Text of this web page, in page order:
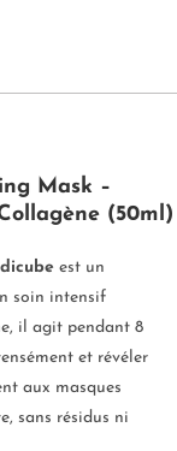
Mask –
(50ml)
est un
soin intensif
il agit pendant 8
et révéler
aux masques
sans résidus ni